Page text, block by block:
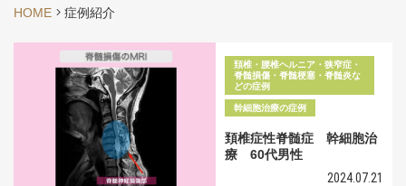
HOME 症例紹介
頚椎・腰椎ヘルニア・狭窄症・
脊髄損傷・脊髄梗塞・脊髄炎な
どの症例
幹細胞治療の症例
頚椎症性脊髄症 幹細胞治
療 60代男性
2024.07.21